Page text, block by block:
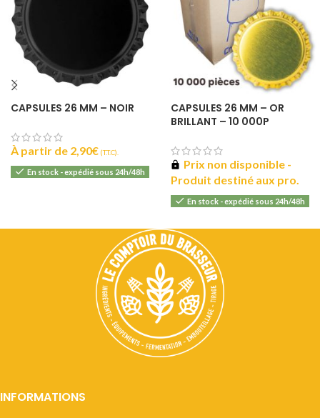
CAPSULES 26 MM – NOIR
À partir de 2,90€ (T.T.C).
En stock - expédié sous 24h/48h
CAPSULES 26 MM – OR
BRILLANT – 10 000P
Prix non disponible -
Produit destiné aux pro.
En stock - expédié sous 24h/48h
INFORMATIONS